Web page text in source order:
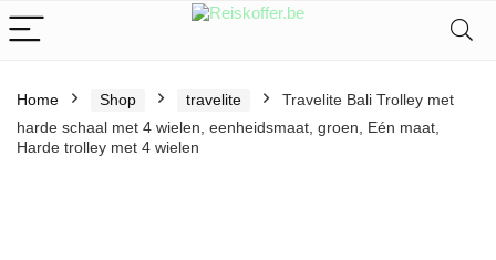
Home Shop travelite
Travelite Bali Trolley met
harde schaal met 4 wielen, eenheidsmaat, groen, Eén maat,
Harde trolley met 4 wielen